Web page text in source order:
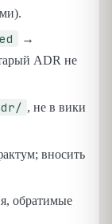
→
ADR не
, не в вики
вносить
обратимые